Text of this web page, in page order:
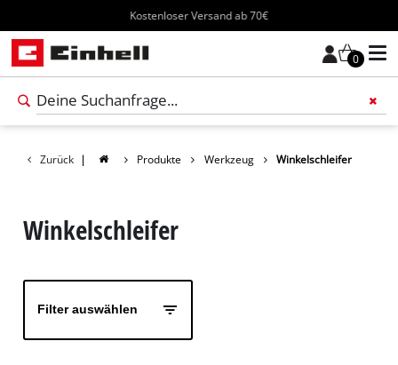
Kostenloser Versand ab 70€
0
Zurück | Produkte Werkzeug Winkelschleifer
Winkelschleifer
Filter auswählen